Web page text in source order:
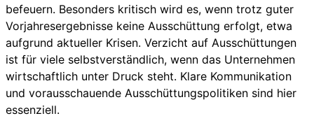
befeuern. Besonders kritisch wird es, wenn trotz guter
Vorjahresergebnisse keine Ausschüttung erfolgt, etwa
aufgrund aktueller Krisen. Verzicht auf Ausschüttungen
ist für viele selbstverständlich, wenn das Unternehmen
wirtschaftlich unter Druck steht. Klare Kommunikation
und vorausschauende Ausschüttungspolitiken sind hier
essenziell.